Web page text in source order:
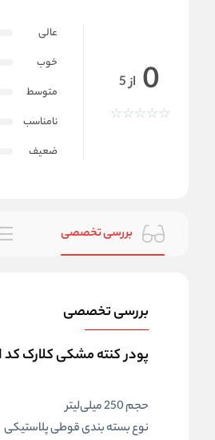
0 از 5
عالی
خوب
متوسط
نامناسب
ضعیف
بررسی تخصصی
بررسی تخصصی
پودر کنته مشکی کلارک کد CH1 حجم 250 میلی لیتر
حجم
نوع بسته بندی قوطی پلاستیکی